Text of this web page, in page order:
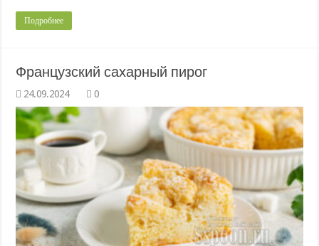
Подробнее
Французский сахарный пирог
0